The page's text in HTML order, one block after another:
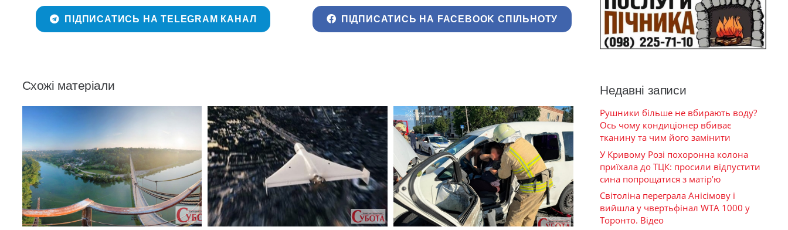
ПІДПИСАТИСЬ НА TELEGRAM КАНАЛ ПІДПИСАТИСЬ НА FACEBOOK СПІЛЬНОТУ
Схожі матеріали Недавні записи
Рушники більше не вбирають воду?
Ось чому кондиціонер вбиває
тканину та чим його замінити
У Кривому Розі похоронна колона
приїхала до ТЦК: просили відпустити
сина попрощатися з матір’ю
Світоліна переграла Анісімову і
вийшла у чвертьфінал WTA 1000 у
Торонто. Відео